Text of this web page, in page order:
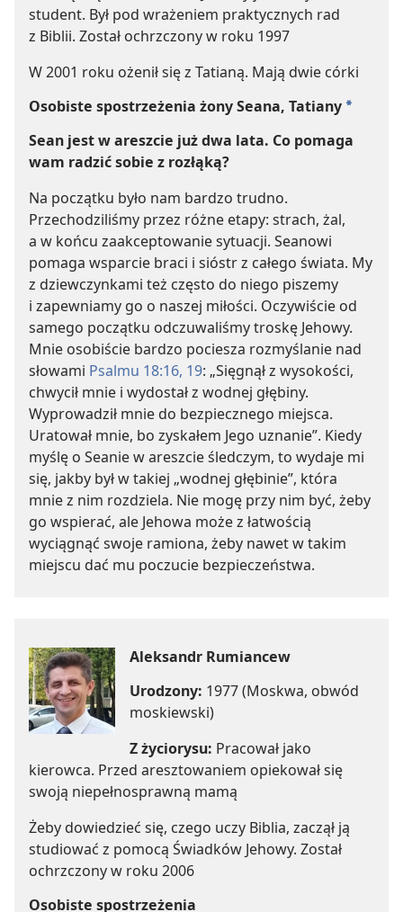
student. Był pod wrażeniem praktycznych rad
z Biblii. Został ochrzczony w roku 1997
W 2001 roku ożenił się z Tatianą. Mają dwie córki
Osobiste spostrzeżenia żony Seana, Tatiany a
Sean jest w areszcie już dwa lata. Co pomaga
wam radzić sobie z rozłąką?
Na początku było nam bardzo trudno.
Przechodziliśmy przez różne etapy: strach, żal,
a w końcu zaakceptowanie sytuacji. Seanowi
pomaga wsparcie braci i sióstr z całego świata. My
z dziewczynkami też często do niego piszemy
i zapewniamy go o naszej miłości. Oczywiście od
samego początku odczuwaliśmy troskę Jehowy.
Mnie osobiście bardzo pociesza rozmyślanie nad
słowami Psalmu 18:16, 19: „Sięgnął z wysokości,
chwycił mnie i wydostał z wodnej głębiny.
Wyprowadził mnie do bezpiecznego miejsca.
Uratował mnie, bo zyskałem Jego uznanie”. Kiedy
myślę o Seanie w areszcie śledczym, to wydaje mi
się, jakby był w takiej „wodnej głębinie”, która
mnie z nim rozdziela. Nie mogę przy nim być, żeby
go wspierać, ale Jehowa może z łatwością
wyciągnąć swoje ramiona, żeby nawet w takim
miejscu dać mu poczucie bezpieczeństwa.
Aleksandr Rumiancew
Urodzony: 1977 (Moskwa, obwód
moskiewski)
Z życiorysu: Pracował jako
kierowca. Przed aresztowaniem opiekował się
swoją niepełnosprawną mamą
Żeby dowiedzieć się, czego uczy Biblia, zaczął ją
studiować z pomocą Świadków Jehowy. Został
ochrzczony w roku 2006
Osobiste spostrzeżenia